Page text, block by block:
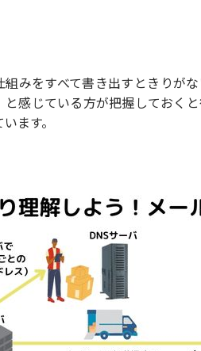
組みをすべて書き出すときりが
と感じている方が把握しておく
ます。